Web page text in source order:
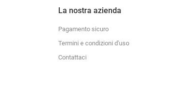
La nostra azienda
Pagamento sicuro
Termini e condizioni d'uso
Contattaci